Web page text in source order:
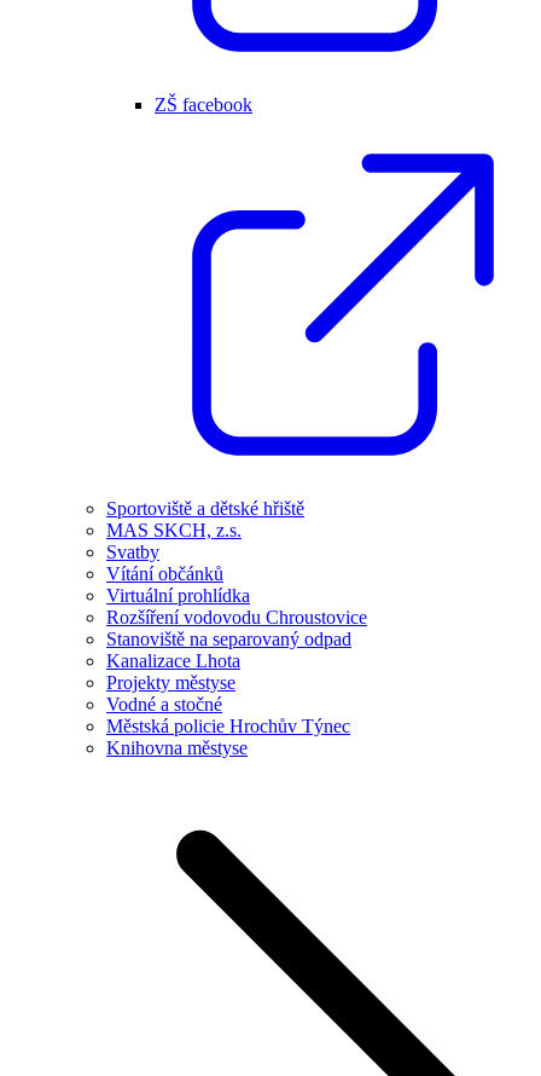
ZŠ facebook
Sportoviště a dětské hřiště
MAS SKCH, z.s.
Svatby
Vítání občánků
Virtuální prohlídka
Rozšíření vodovodu Chroustovice
Stanoviště na separovaný odpad
Kanalizace Lhota
Projekty městyse
Vodné a stočné
Městská policie Hrochův Týnec
Knihovna městyse